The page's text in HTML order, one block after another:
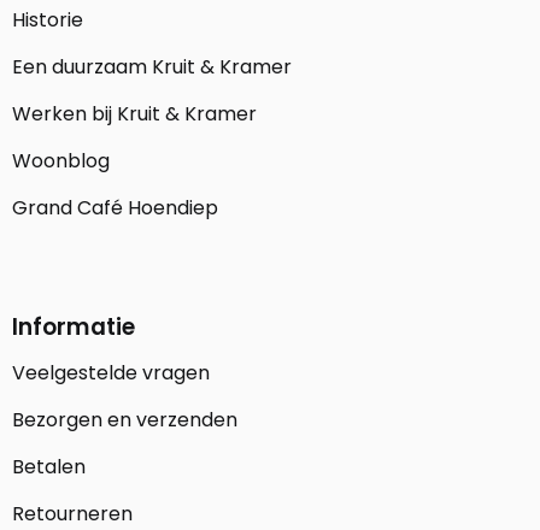
Historie
Een duurzaam Kruit & Kramer
Werken bij Kruit & Kramer
Woonblog
Grand Café Hoendiep
Informatie
Veelgestelde vragen
Bezorgen en verzenden
Betalen
Retourneren